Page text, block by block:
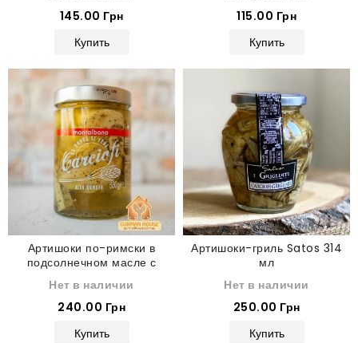
145.00 Грн
Купить
115.00 Грн
Купить
Артишоки по-римски в
подсолнечном масле с
Нет в наличии
240.00 Грн
Купить
Артишоки-гриль Satos 314
мл
Нет в наличии
250.00 Грн
Купить